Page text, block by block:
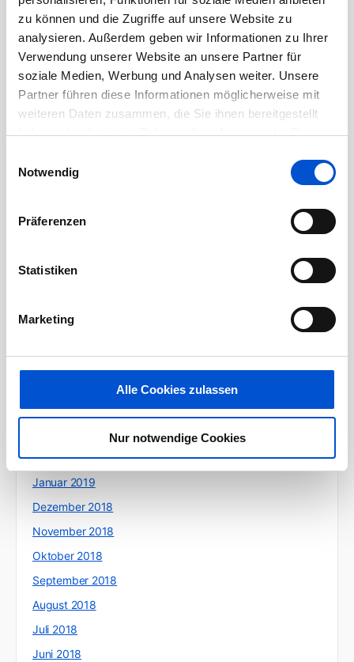
zu können und die Zugriffe auf unsere Website zu
analysieren. Außerdem geben wir Informationen zu Ihrer
Verwendung unserer Website an unsere Partner für
soziale Medien, Werbung und Analysen weiter. Unsere
Partner führen diese Informationen möglicherweise mit
weiteren Daten zusammen, die Sie ihnen bereitgestellt
haben oder die sie im Rahmen Ihrer Nutzung der Dienste
Notwendig
Präferenzen
Statistiken
Marketing
Alle Cookies zulassen
Nur notwendige Cookies
August 2020
Juli 2020
Juni 2020
Mai 2020
April 2020
März 2020
Juni 2019
April 2019
Februar 2019
Januar 2019
Dezember 2018
November 2018
Oktober 2018
September 2018
August 2018
Juli 2018
Juni 2018